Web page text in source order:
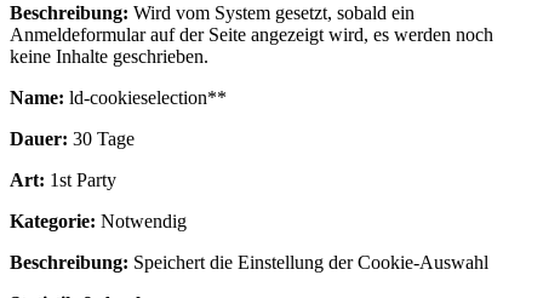
Beschreibung: Wird vom System gesetzt, sobald ein
Anmeldeformular auf der Seite angezeigt wird, es werden noch
keine Inhalte geschrieben.
Name: ld-cookieselection**
Dauer: 30 Tage
Art: 1st Party
Kategorie: Notwendig
Beschreibung: Speichert die Einstellung der Cookie-Auswahl